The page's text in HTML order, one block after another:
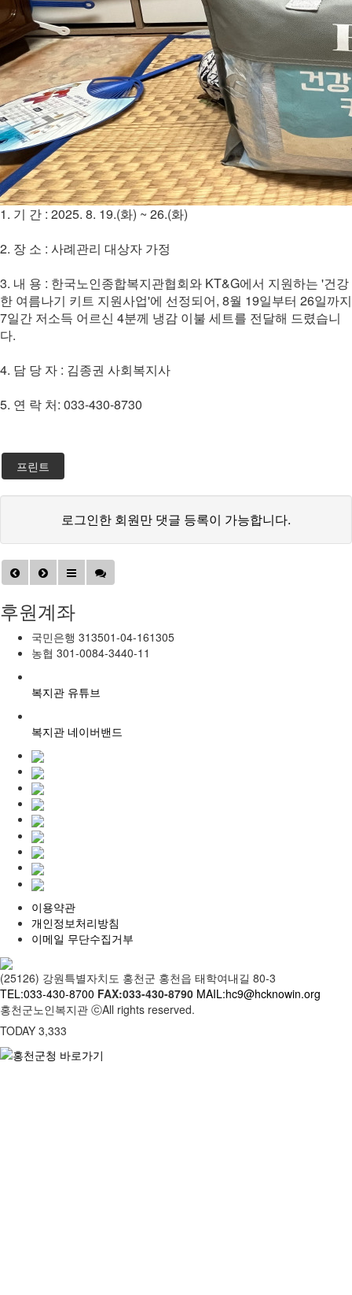
1. 기 간 : 2025. 8. 19.(화) ~ 26.(화)
2. 장 소 : 사례관리 대상자 가정
3. 내 용 : 한국노인종합복지관협회와 KT&G에서 지원하는 '건강
한 여름나기 키트 지원사업'에 선정되어, 8월 19일부터 26일까지
7일간 저소득 어르신 4분께 냉감 이불 세트를 전달해 드렸습니
다.
4. 담 당 자 : 김종권 사회복지사
5. 연 락 처: 033-430-8730
프린트
로그인한 회원만 댓글 등록이 가능합니다.
후원계좌
국민은행 313501-04-161305
농협 301-0084-3440-11
복지관 유튜브
복지관 네이버밴드
이용약관
개인정보처리방침
이메일 무단수집거부
(25126) 강원특별자치도 홍천군 홍천읍 태학여내길 80-3
TEL:033-430-8700 FAX:033-430-8790 MAIL:hc9@hcknowin.org
홍천군노인복지관 ⓒAll rights reserved.
TODAY 3,333